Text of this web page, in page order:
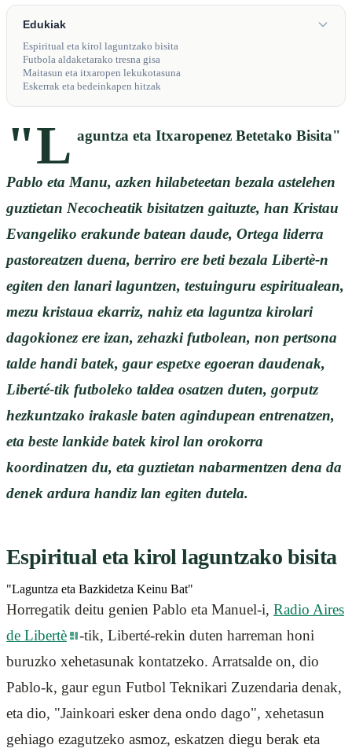
Edukiak
Espiritual eta kirol laguntzako bisita
Futbola aldaketarako tresna gisa
Maitasun eta itxaropen lekukotasuna
Eskerrak eta bedeinkapen hitzak
"L aguntza eta Itxaropenez Betetako Bisita"
Pablo eta Manu, azken hilabeteetan bezala astelehen
guztietan Necocheatik bisitatzen gaituzte, han Kristau
Evangeliko erakunde batean daude, Ortega liderra
pastoreatzen duena, berriro ere beti bezala Libertè-n
egiten den lanari laguntzen, testuinguru espiritualean,
mezu kristaua ekarriz, nahiz eta laguntza kirolari
dagokionez ere izan, zehazki futbolean, non pertsona
talde handi batek, gaur espetxe egoeran daudenak,
Liberté-tik futboleko taldea osatzen duten, gorputz
hezkuntzako irakasle baten agindupean entrenatzen,
eta beste lankide batek kirol lan orokorra
koordinatzen du, eta guztietan nabarmentzen dena da
denek ardura handiz lan egiten dutela.
Espiritual eta kirol laguntzako bisita
"Laguntza eta Bazkidetza Keinu Bat"
Horregatik deitu genien Pablo eta Manuel-i, Radio Aires
de Libertè
-tik, Liberté-rekin duten harreman honi
buruzko xehetasunak kontatzeko. Arratsalde on, dio
Pablo-k, gaur egun Futbol Teknikari Zuzendaria denak,
eta dio, "Jainkoari esker dena ondo dago", xehetasun
gehiago ezagutzeko asmoz, eskatzen diegu berak eta